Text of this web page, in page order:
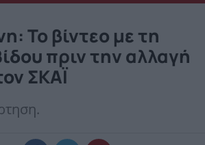
Το βίντεο με τη
πριν την αλλαγή
ΣΚΑΪ